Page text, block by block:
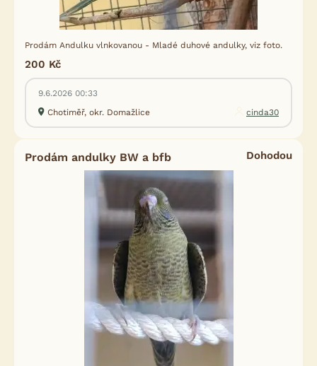
Prodám Andulku vlnkovanou - Mladé duhové andulky, viz foto.
200 Kč
9.6.2026 00:33
Chotiměř, okr. Domažlice
cinda30
Prodám andulky BW a bfb Dohodou